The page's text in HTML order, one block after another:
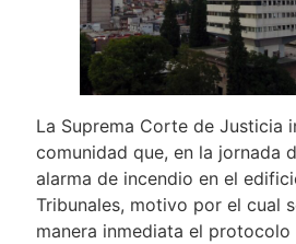
La Suprema Corte de Justicia
comunidad que, en la jornada
alarma de incendio en el
Tribunales, motivo por el cual
manera inmediata el